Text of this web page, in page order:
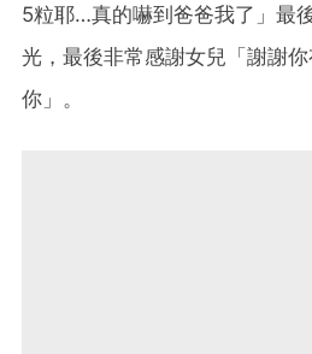
5粒耶…真的嚇到爸爸我了」最
光，最後非常感謝女兒「謝謝
你」。